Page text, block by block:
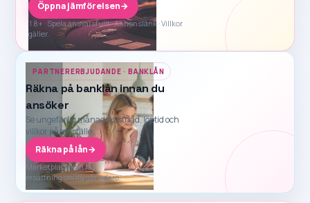
Öppna jämförelsen→
18+ · Spela ansvarsfullt · Annonslänk · Villkor
gäller.
PARTNERERBJUDANDE · BANKLÅN
Räkna på banklån innan du
ansöker
Se ungefärlig månadskostnad, löptid och
villkor på ett ställe.
Räkna på lån→
Marketplace kan få
ersättning om du går vidare.